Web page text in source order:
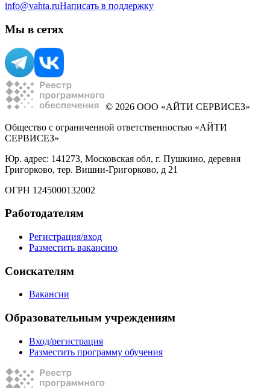
info@vahta.ruНаписать в поддержку
Мы в сетях
© 2026 ООО «АЙТИ СЕРВИСЕЗ»
Общество с ограниченной ответственностью «АЙТИ
СЕРВИСЕЗ»
Юр. адрес: 141273, Московская обл, г. Пушкино, деревня
Григорково, тер. Вишни-Григорково, д 21
ОГРН 1245000132002
Работодателям
Регистрация/вход
Разместить вакансию
Соискателям
Вакансии
Образовательным учреждениям
Вход/регистрация
Разместить программу обучения